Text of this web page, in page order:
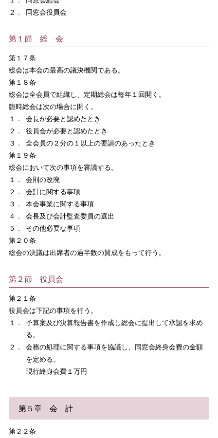
２．
同窓会役員会
第１節 総 会
第１７条
総会は本会の最高の議決機関である。
第１８条
総会は全会員で組織し、定期総会は毎年１回開く。
臨時総会は次の場合に開く。
１．
会長が必要と認めたとき
２．
役員会が必要と認めたとき
３．
全会員の２分の１以上の要請のあったとき
第１９条
総会において次の事項を審議する。
１．
会則の改廃
２．
会計に関する事項
３．
本会事業に関する事項
４．
会長及び会計監査委員の選出
５．
その他必要な事項
第２０条
総会の決議は出席者の過半数の賛成をもって行う。
第２節 役員会
第２１条
役員会は下記の事項を行う。
１．
予算案及び決算報告書を作成し総会に提出して承認を求め
る。
２．
会務の処理に関する事項を協議し、同窓会終身会費の金額
を定める。
現行終身会費１万円
第５章 会 計
第２２条